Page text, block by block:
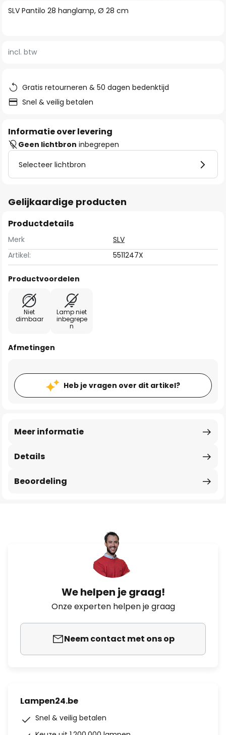
Ga
van
afbeeldingen-
gallerij
SLV Pantilo 28 hanglamp, Ø 28 cm
incl. btw
Gratis retourneren & 50 dagen bedenktijd
Snel & veilig betalen
Informatie over levering
Geen lichtbron inbegrepen
Selecteer lichtbron
Gelijkaardige producten
Productdetails
Merk
SLV
Artikel:
5511247X
Productvoordelen
Niet
dimbaar
Lamp niet
inbegrepe
n
Afmetingen
Heb je vragen over dit artikel?
Details
Meer informatie
Beoordeling
We helpen je graag!
Onze experten helpen je graag
Neem contact met ons op
Lampen24.be
Snel & veilig betalen